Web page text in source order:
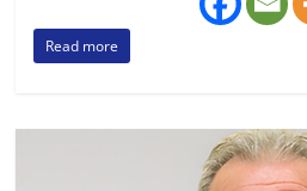
Read more